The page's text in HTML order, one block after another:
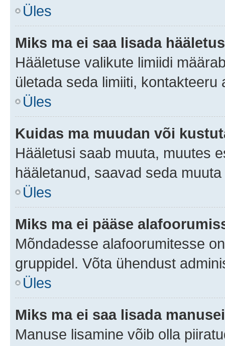
Üles
Miks ma ei saa lisada
Hääletuse valikute limiidi
ületada seda limiiti, kontakteeru
Üles
Kuidas ma muudan või
Hääletusi saab muuta, muutes
hääletanud, saavad seda
Üles
Miks ma ei pääse
Mõndadesse alafoorumitesse
gruppidel. Võta ühendust
Üles
Miks ma ei saa lisada
Manuse lisamine võib olla